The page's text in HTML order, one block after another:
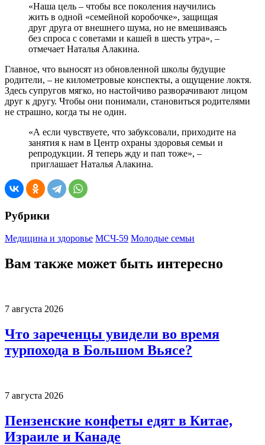
«Наша цель – чтобы все поколения научились
жить в одной «семейной коробочке», защищая
друг друга от внешнего шума, но не вмешиваясь
без спроса с советами и кашей в шесть утра», –
отмечает Наталья Алакина.
Главное, что выносят из обновленной школы будущие
родители, – не километровые конспекты, а ощущение локтя.
Здесь супругов мягко, но настойчиво разворачивают лицом
друг к другу. Чтобы они понимали, становиться родителями
не страшно, когда ты не один.
«А если чувствуете, что забуксовали, приходите на
занятия к нам в Центр охраны здоровья семьи и
репродукции. Я теперь жду и пап тоже», –
приглашает Наталья Алакина.
Рубрики
Медицина и здоровье МСЧ-59 Молодые семьи
Вам также может быть интересно
7 августа 2026
Что зареченцы увидели во время
турпохода в Большом Вьясе?
7 августа 2026
Пензенские конфеты едят в Китае,
Израиле и Канаде